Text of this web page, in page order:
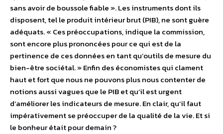
sans avoir de boussole fiable ». Les instruments dont ils
disposent, tel le produit intérieur brut (PIB), ne sont guère
adéquats. « Ces préoccupations, indique la commission,
sont encore plus prononcées pour ce qui est de la
pertinence de ces données en tant qu’outils de mesure du
bien-être sociétal. » Enfin des économistes qui clament
haut et fort que nous ne pouvons plus nous contenter de
notions aussi vagues que le PIB et qu’il est urgent
d’améliorer les indicateurs de mesure. En clair, qu’il faut
impérativement se préoccuper de la qualité de la vie. Et si
le bonheur était pour demain ?